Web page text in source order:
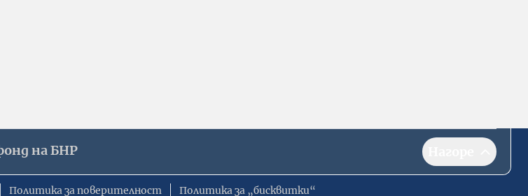
на БНР
Политика за поверителност Политика за „бисквитки“